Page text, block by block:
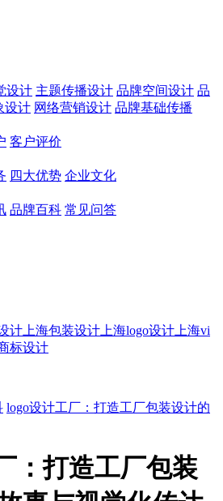
设计 主题传播设计 品牌空间设计 品
设计 网络营销设计 品牌基础传播
客户评价
四大优势 企业文化
品牌百科 常见问答
计 上海包装设计 上海logo设计 上海vi
标设计
logo设计工厂：打造工厂包装设计的
：打造工厂包装